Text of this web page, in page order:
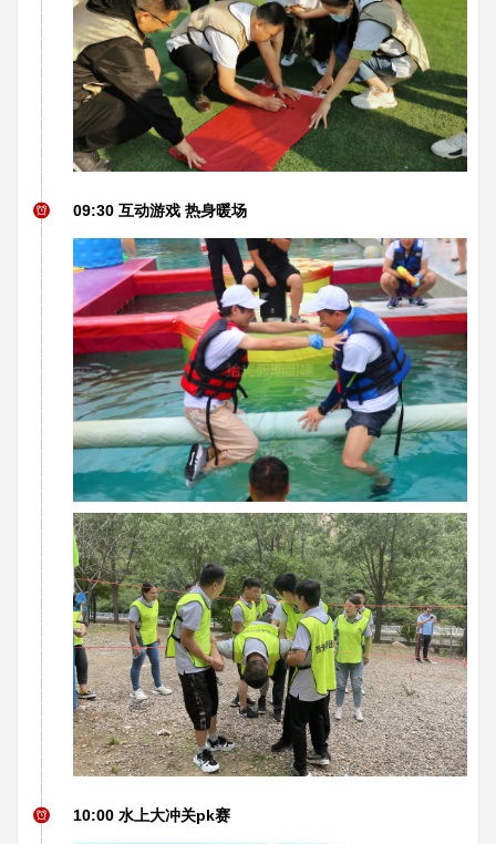
09:30 互动游戏 热身暖场
10:00 水上大冲关pk赛